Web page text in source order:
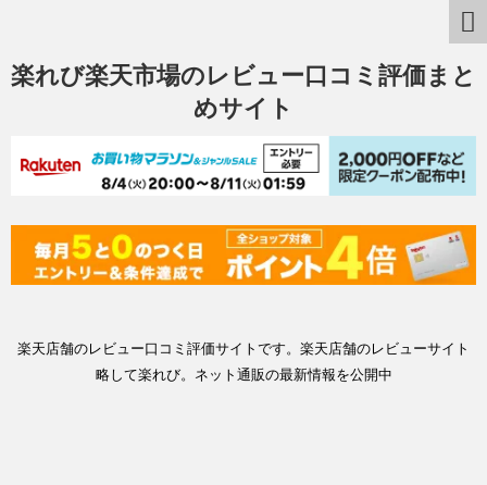
楽れび楽天市場のレビュー口コミ評価まと
めサイト
楽天店舗のレビュー口コミ評価サイトです。楽天店舗のレビューサイト
略して楽れび。ネット通販の最新情報を公開中